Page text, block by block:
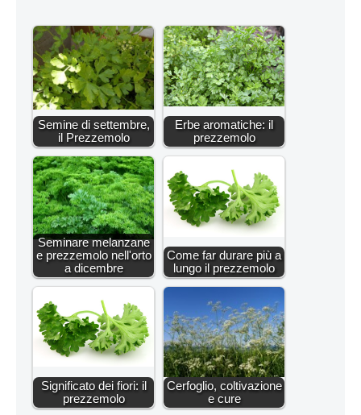
Semine di settembre,
il Prezzemolo
Erbe aromatiche: il
prezzemolo
Seminare melanzane
e prezzemolo nell'orto
a dicembre
Come far durare più a
lungo il prezzemolo
Significato dei fiori: il
prezzemolo
Cerfoglio, coltivazione
e cure